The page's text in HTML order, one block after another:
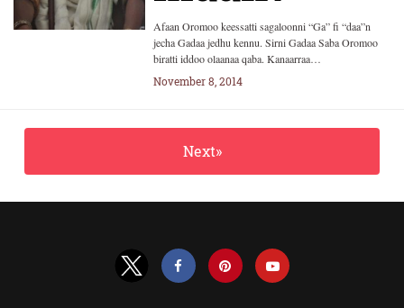
Afaan Oromoo keessatti sagaloonni “Ga” fi “daa”n
jecha Gadaa jedhu kennu. Sirni Gadaa Saba Oromoo
biratti iddoo olaanaa qaba. Kanaarraa…
November 8, 2014
Next»